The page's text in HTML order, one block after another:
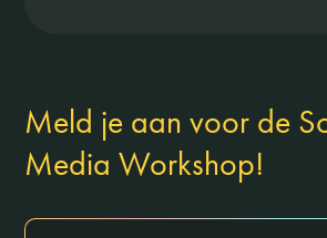
Meld je aan voor de
Media Workshop!